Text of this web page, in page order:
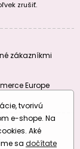
zrušiť.
zákazníkmi
Europe
tvorivú
e-shope. Na
Aké
sa dočítate